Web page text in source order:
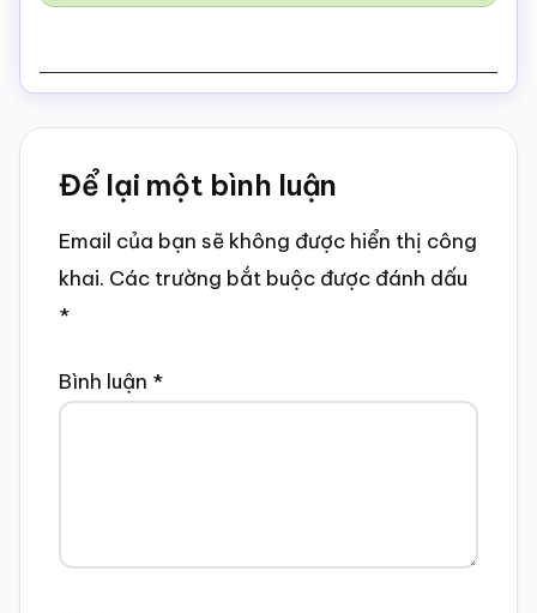
Reader
Interactions
Để lại một bình luận
Email của bạn sẽ không được hiển thị công
khai. Các trường bắt buộc được đánh dấu
*
Bình luận *